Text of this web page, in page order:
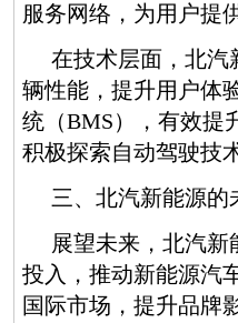
服务网络，为用户提
在技术层面，北汽
辆性能，提升用户体
统（BMS），有效提
积极探索自动驾驶技
三、北汽新能源的
展望未来，北汽
投入，推动新能源汽
国际市场，提升品牌